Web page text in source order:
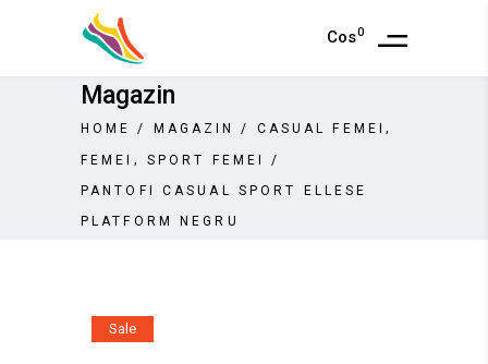
Cos0
Magazin
HOME / MAGAZIN / CASUAL FEMEI,
FEMEI , SPORT FEMEI
/
PANTOFI CASUAL SPORT ELLESE
PLATFORM NEGRU
Sale